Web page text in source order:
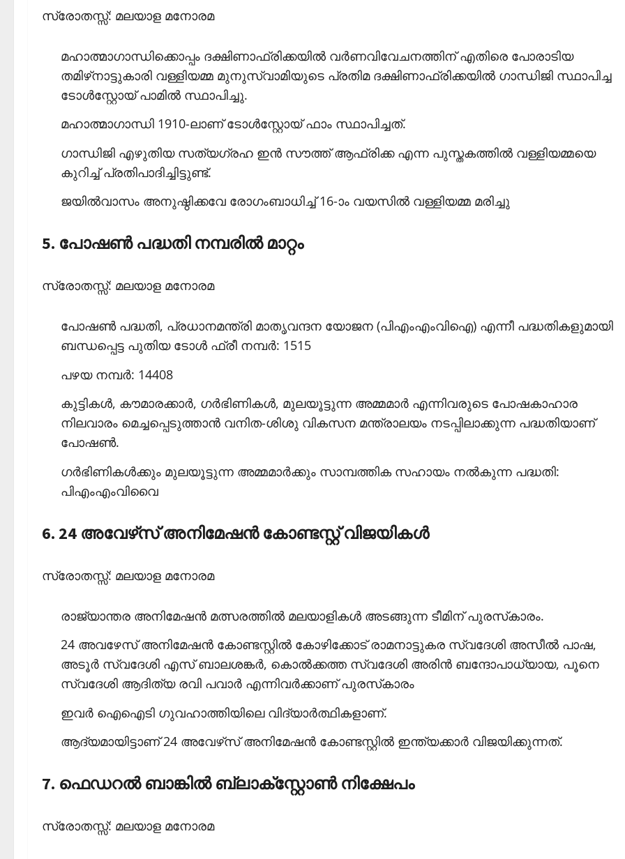
സ്രോതസ്സ്: മലയാള മനോരമ
മഹാത്മാഗാന്ധിക്കൊപ്പം ദക്ഷിണാഫ്രിക്കയില്‍ വര്‍ണവിവേചനത്തിന് എതിരെ പോരാടിയ
തമിഴ്‌നാട്ടുകാരി വള്ളിയമ്മ മുനുസ്വാമിയുടെ പ്രതിമ ദക്ഷിണാഫ്രിക്കയില്‍ ഗാന്ധിജി സ്ഥാപിച്ച
ടോള്‍സ്റ്റോയ് പാമില്‍ സ്ഥാപിച്ചു.
മഹാത്മാഗാന്ധി 1910-ലാണ് ടോള്‍സ്റ്റോയ് ഫാം സ്ഥാപിച്ചത്.
ഗാന്ധിജി എഴുതിയ സത്യഗ്രഹ ഇന്‍ സൗത്ത് ആഫ്രിക്ക എന്ന പുസ്തകത്തില്‍ വള്ളിയമ്മയെ
കുറിച്ച് പ്രതിപാദിച്ചിട്ടുണ്ട്.
ജയില്‍വാസം അനുഷ്ഠിക്കവേ രോഗംബാധിച്ച് 16-ാം വയസില്‍ വള്ളിയമ്മ മരിച്ചു
5. പോഷണ്‍ പദ്ധതി നമ്പരില്‍ മാറ്റം
സ്രോതസ്സ്: മലയാള മനോരമ
പോഷണ്‍ പദ്ധതി, പ്രധാനമന്ത്രി മാതൃവന്ദന യോജന (പിഎംഎംവിഐ) എന്നീ പദ്ധതികളുമായി
ബന്ധപ്പെട്ട പുതിയ ടോള്‍ ഫ്രീ നമ്പര്‍: 1515
പഴയ നമ്പര്‍: 14408
കുട്ടികള്‍, കൗമാരക്കാര്‍, ഗര്‍ഭിണികള്‍, മുലയൂട്ടുന്ന അമ്മമാര്‍ എന്നിവരുടെ പോഷകാഹാര
നിലവാരം മെച്ചപ്പെടുത്താന്‍ വനിത-ശിശു വികസന മന്ത്രാലയം നടപ്പിലാക്കുന്ന പദ്ധതിയാണ്
പോഷണ്‍.
ഗര്‍ഭിണികള്‍ക്കും മുലയൂട്ടുന്ന അമ്മമാര്‍ക്കും സാമ്പത്തിക സഹായം നല്‍കുന്ന പദ്ധതി:
പിഎംഎംവിവൈ
6. 24 അവേഴ്‌സ് അനിമേഷന്‍ കോണ്ടസ്റ്റ് വിജയികള്‍
സ്രോതസ്സ്: മലയാള മനോരമ
രാജ്യാന്തര അനിമേഷന്‍ മത്സരത്തില്‍ മലയാളികള്‍ അടങ്ങുന്ന ടീമിന് പുരസ്‌കാരം.
24 അവഴേസ് അനിമേഷന്‍ കോണ്ടസ്റ്റില്‍ കോഴിക്കോട് രാമനാട്ടുകര സ്വദേശി അസീല്‍ പാഷ,
അടൂര്‍ സ്വദേശി എസ് ബാലശങ്കര്‍, കൊല്‍ക്കത്ത സ്വദേശി അരിന്‍ ബന്ദോപാധ്യായ, പൂനെ
സ്വദേശി ആദിത്യ രവി പവാര്‍ എന്നിവര്‍ക്കാണ് പുരസ്‌കാരം
ഇവര്‍ ഐഐടി ഗുവഹാത്തിയിലെ വിദ്യാര്‍ത്ഥികളാണ്.
ആദ്യമായിട്ടാണ് 24 അവേഴ്‌സ് അനിമേഷന്‍ കോണ്ടസ്റ്റില്‍ ഇന്ത്യക്കാര്‍ വിജയിക്കുന്നത്.
7. ഫെഡറല്‍ ബാങ്കില്‍ ബ്ലാക്‌സ്റ്റോണ്‍ നിക്ഷേപം
സ്രോതസ്സ്: മലയാള മനോരമ